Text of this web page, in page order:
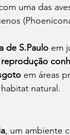
uma das
de S.Paulo em
em áreas
natural.
, um ambiente